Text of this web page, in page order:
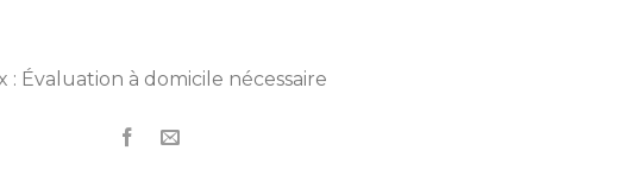
: Évaluation à domicile nécessaire